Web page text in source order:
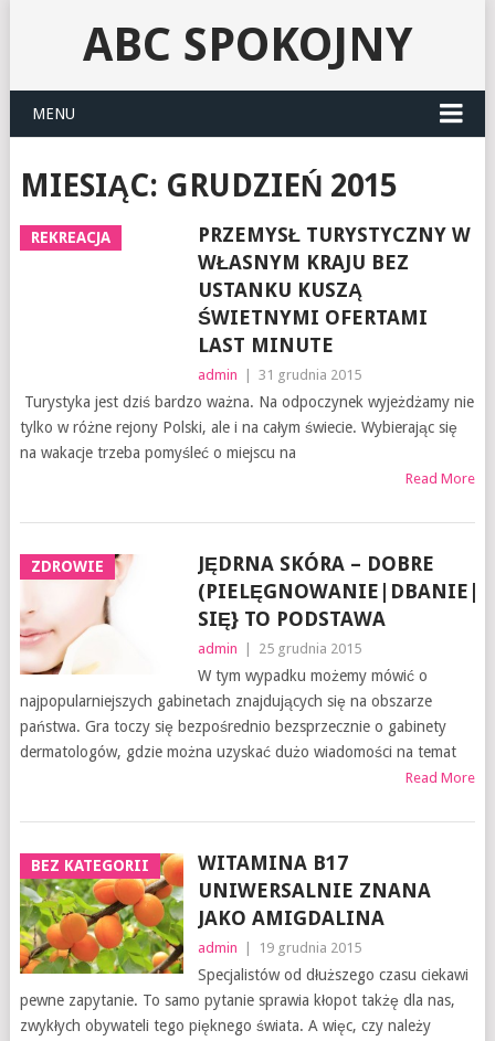
ABC SPOKOJNY
MENU
MIESIĄC: GRUDZIEŃ 2015
REKREACJA
PRZEMYSŁ TURYSTYCZNY W
WŁASNYM KRAJU BEZ
USTANKU KUSZĄ
ŚWIETNYMI OFERTAMI
LAST MINUTE
admin 31 grudnia 2015
Turystyka jest dziś bardzo ważna. Na odpoczynek wyjeżdżamy nie
tylko w różne rejony Polski, ale i na całym świecie. Wybierając się
na wakacje trzeba pomyśleć o miejscu na
Read More
ZDROWIE
JĘDRNA SKÓRA – DOBRE
SIĘ} TO PODSTAWA
admin 25 grudnia 2015
W tym wypadku możemy mówić o
najpopularniejszych gabinetach znajdujących się na obszarze
państwa. Gra toczy się bezpośrednio bezsprzecznie o gabinety
dermatologów, gdzie można uzyskać dużo wiadomości na temat
Read More
BEZ KATEGORII
WITAMINA B17
UNIWERSALNIE ZNANA
JAKO AMIGDALINA
admin 19 grudnia 2015
Specjalistów od dłuższego czasu ciekawi
pewne zapytanie. To samo pytanie sprawia kłopot takżę dla nas,
zwykłych obywateli tego pięknego świata. A więc, czy należy